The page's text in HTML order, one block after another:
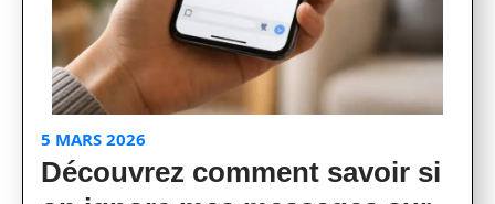
5 MARS 2026
Découvrez comment savoir si